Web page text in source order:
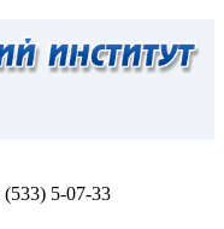
(533) 5-07-33